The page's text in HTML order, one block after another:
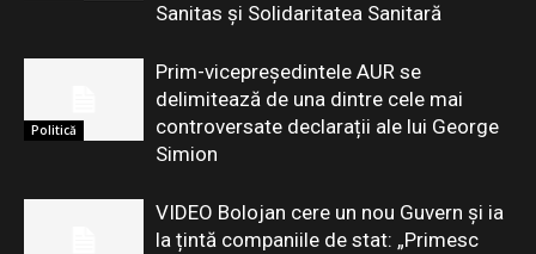
Sanitas și Solidaritatea Sanitară
Politică
Prim-vicepreședintele AUR se
delimitează de una dintre cele mai
controversate declarații ale lui George
Simion
VIDEO Bolojan cere un nou Guvern și ia
la țintă companiile de stat: „Primesc